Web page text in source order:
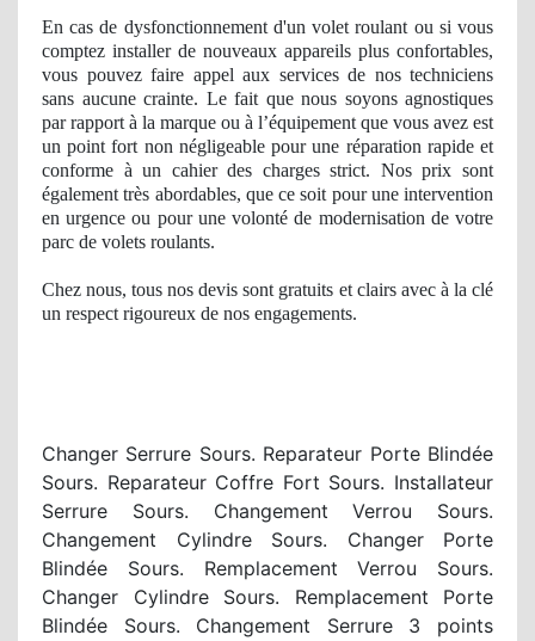
En cas de dysfonctionnement d'un volet roulant ou si vous
comptez installer de nouveaux appareils plus confortables,
vous pouvez faire appel aux services de nos techniciens
sans aucune crainte. Le fait que nous soyons agnostiques
par rapport à la marque ou à l’équipement que vous avez est
un point fort non négligeable pour une réparation rapide et
conforme à un cahier des charges strict. Nosprix sont
également très abordables, que ce soit pour une intervention
en urgence ou pour une volonté de modernisation de votre
parc de volets roulants.
Chez nous, tous nos devis sont gratuits et clairs avec à la clé
un respect rigoureux de nos engagements.
Changer Serrure Sours. Reparateur Porte Blindée
Sours. Reparateur Coffre Fort Sours. Installateur
Serrure Sours. Changement Verrou Sours.
Changement Cylindre Sours. Changer Porte
Blindée Sours. Remplacement Verrou Sours.
Changer Cylindre Sours. Remplacement Porte
Blindée Sours. Changement Serrure 3 points